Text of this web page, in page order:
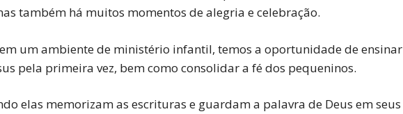
também há muitos momentos de alegria e celebração.
em um ambiente de ministério infantil, temos a oportunidade de ensinar
pela primeira vez, bem como consolidar a fé dos pequeninos.
elas memorizam as escrituras e guardam a palavra de Deus em seus